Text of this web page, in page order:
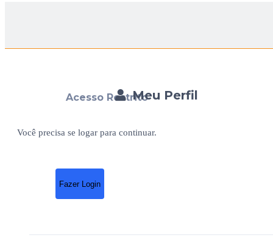
Meu Perfil
Acesso Restrito
Você precisa se logar para continuar.
Fazer Login